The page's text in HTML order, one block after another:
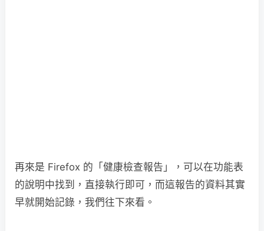
再來是 Firefox 的「健康檢查報告」，可以在功能表
的說明中找到，直接執行即可，而這報告的資料其實
早就開始記錄，我們往下來看。